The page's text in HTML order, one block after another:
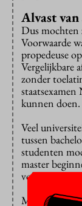
Alvast
Dus mochten
Voorwaarde
propedeuse
Vergelijkbare
zonder
staatsexamen
kunnen doen.
Veel
tussen
studenten
master
volledig te
Maar de